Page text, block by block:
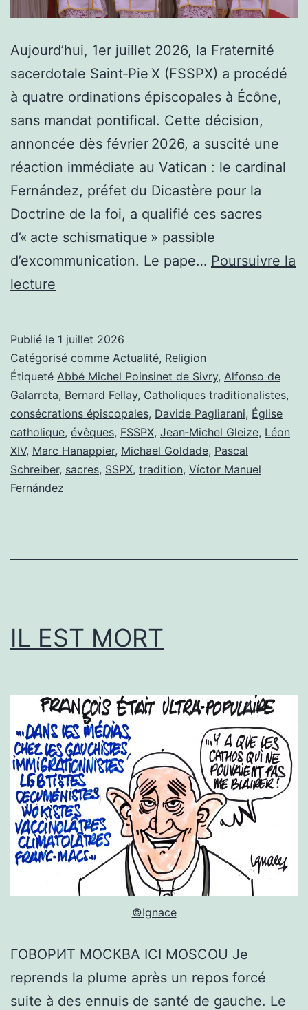
Aujourd’hui, 1er juillet 2026, la Fraternité
sacerdotale Saint‑Pie X (FSSPX) a procédé
à quatre ordinations épiscopales à Écône,
sans mandat pontifical. Cette décision,
annoncée dès février 2026, a suscité une
réaction immédiate au Vatican : le cardinal
Fernández, préfet du Dicastère pour la
Doctrine de la foi, a qualifié ces sacres
d’« acte schismatique » passible
d’excommunication. Le pape… Poursuivre la
lecture
:
bis
repetita
Publié le 1 juillet 2026
Catégorisé comme Actualité, Religion
Étiqueté Abbé Michel Poinsinet de Sivry, Alfonso de
Galarreta, Bernard Fellay, Catholiques traditionalistes,
consécrations épiscopales, Davide Pagliarani, Église
catholique, évêques, FSSPX, Jean‑Michel Gleize, Léon
XIV, Marc Hanappier, Michael Goldade, Pascal
Schreiber, sacres, SSPX, tradition, Víctor Manuel
Fernández
IL EST MORT
©Ignace
ГОВОРИТ МОСКВА ICI MOSCOU Je
reprends la plume après un repos forcé
suite à des ennuis de santé de gauche. Le